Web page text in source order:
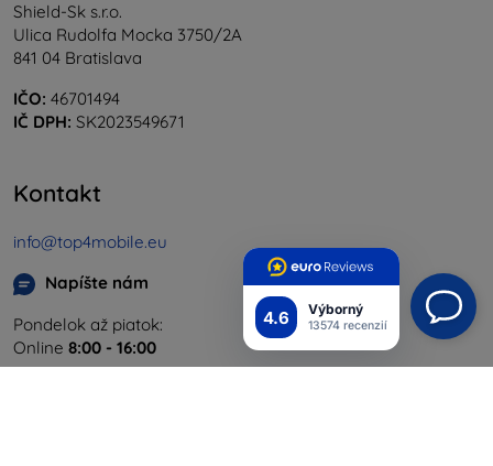
4.6 Výborný
13574 recenzií
Shield-Sk s.r.o.
Ulica Rudolfa Mocka 3750/2A
841 04 Bratislava
IČO: 46701494
IČ DPH: SK2023549671
Kontakt
info@top4mobile.eu
Napíšte nám
Pondelok až piatok:
Online 8:00 - 16:00